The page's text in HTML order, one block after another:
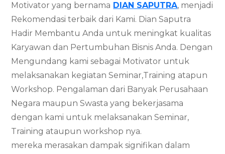
Motivator yang bernama DIAN SAPUTRA, menjadi
Rekomendasi terbaik dari Kami. Dian Saputra
Hadir Membantu Anda untuk meningkat kualitas
Karyawan dan Pertumbuhan Bisnis Anda. Dengan
Mengundang kami sebagai Motivator untuk
melaksanakan kegiatan Seminar,Training atapun
Workshop. Pengalaman dari Banyak Perusahaan
Negara maupun Swasta yang bekerjasama
dengan kami untuk melaksanakan Seminar,
Training ataupun workshop nya.
mereka merasakan dampak signifikan dalam